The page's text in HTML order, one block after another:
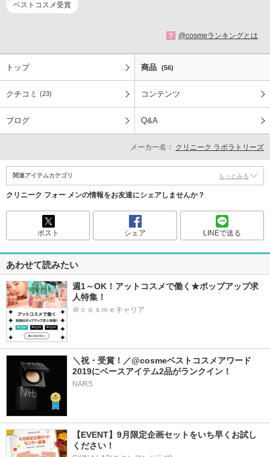
ベストコスメ受賞
? @cosmeランキングとは
トップ 商品 (56)
クチコミ (23) コンテンツ
ブログ Q&A
メーカー名： クリニーク ラボラトリーズ
関連アイテムカテゴリ もっとみる
クリニーク フォー メンの情報をお友達にシェアしませんか？
ポスト シェア LINEで送る
あわせて読みたい
週1～OK！アットコスメで働く★ポップアップ求
人特集！
＠ｃｏｓｍｅキャリア
＼祝・受賞！／@cosmeベストコスメアワード
2019にベースアイテム2品がランクイン！
NARS
【EVENT】9月限定企画セットをいち早くお試し
ください！